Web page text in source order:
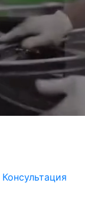
Консультация